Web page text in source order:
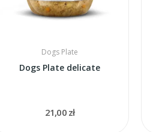
Dogs Plate
Dogs Plate delicate
21,00 zł